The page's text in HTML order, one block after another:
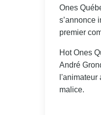
Ones
s’annonce
premier
Hot Ones
André
l'animateur
malice.